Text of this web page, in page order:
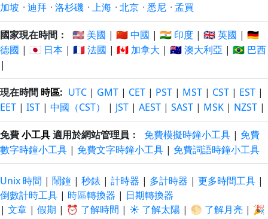
加坡 · 迪拜 · 洛杉磯 · 上海 · 北京 · 悉尼 · 孟買
國家現在時間： 🇺🇸 美國 | 🇨🇳 中國 | 🇮🇳 印度 | 🇬🇧 英國 | 🇩🇪
德國 | 🇯🇵 日本 | 🇫🇷 法國 | 🇨🇦 加拿大 | 🇦🇺 澳大利亞 | 🇧🇷 巴西
|
現在時間 時區: UTC | GMT | CET | PST | MST | CST | EST |
EET | IST | 中國（CST） | JST | AEST | SAST | MSK | NZST |
免費小工具適用於網站管理員： 免費模擬時鐘小工具 | 免費
數字時鐘小工具 | 免費文字時鐘小工具 | 免費詞語時鐘小工具
Unix 時間 | 鬧鐘 | 秒錶 | 計時器 | 多計時器 | 更多時間工具 |
倒數計時工具 | 時區轉換器 | 日期轉換器
| 文章 | 假期 | ⏰ 了解時間 | ☀️ 了解太陽 | 🌕 了解月亮 | 🎉